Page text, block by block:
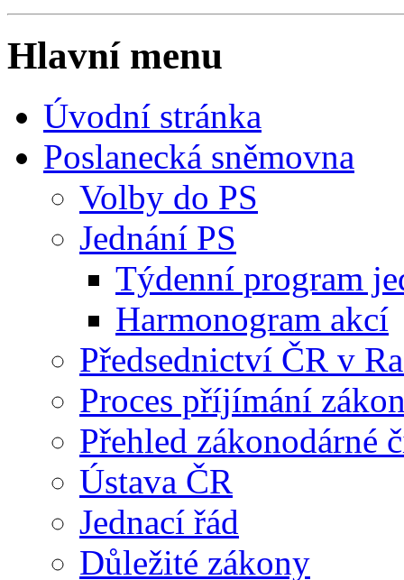
Hlavní menu
Úvodní stránka
Poslanecká sněmovna
Volby do PS
Jednání PS
Týdenní program
Harmonogram akcí
Předsednictví ČR v
Proces příjímání
Přehled zákonodárné
Ústava ČR
Jednací řád
Důležité zákony